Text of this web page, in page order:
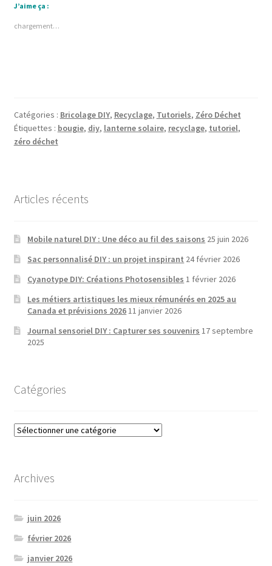
J’aime ça :
chargement…
Catégories : Bricolage DIY, Recyclage, Tutoriels, Zéro Déchet
Étiquettes : bougie, diy, lanterne solaire, recyclage, tutoriel,
zéro déchet
Articles récents
Mobile naturel DIY : Une déco au fil des saisons 25 juin 2026
Sac personnalisé DIY : un projet inspirant 24 février 2026
Cyanotype DIY: Créations Photosensibles 1 février 2026
Les métiers artistiques les mieux rémunérés en 2025 au
Canada et prévisions 202611 janvier 2026
Journal sensoriel DIY : Capturer ses souvenirs 17 septembre
2025
Catégories
Catégories
Archives
juin 2026
février 2026
janvier 2026